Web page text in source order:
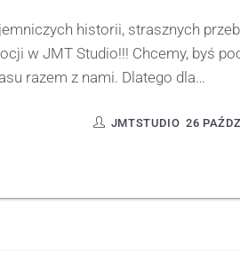
historii, strasznych
w JMT Studio!!! Chcemy, byś
razem z nami. Dlatego dla…
26
JMTSTUDIO